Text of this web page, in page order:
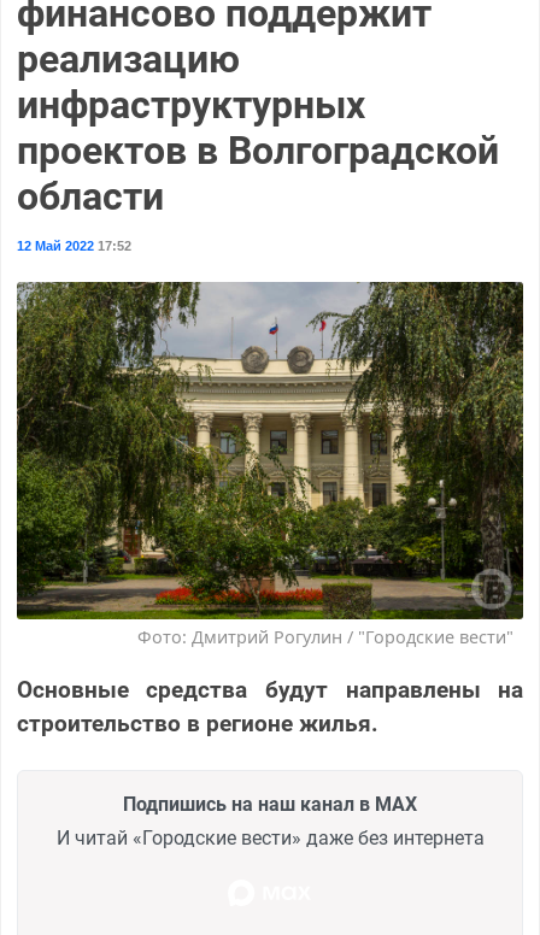
финансово поддержит
реализацию
инфраструктурных
проектов в Волгоградской
области
12 Май 202217:52
Фото: Дмитрий Рогулин / "Городские вести"
Основные средства будут направлены на
строительство в регионе жилья.
Подпишись на наш канал в MAX
И читай «Городские вести» даже без интернета